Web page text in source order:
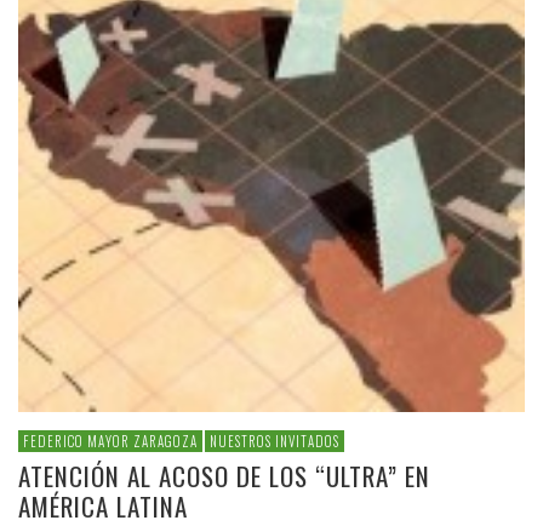
FEDERICO MAYOR ZARAGOZA NUESTROS INVITADOS
ATENCIÓN AL ACOSO DE LOS “ULTRA” EN
AMÉRICA LATINA